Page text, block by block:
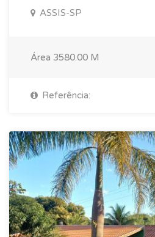
ASSIS-SP
Área 3580.00 M
Referência: